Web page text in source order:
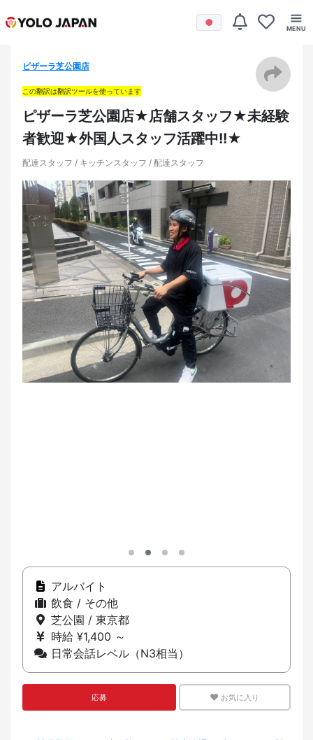
ピザーラ芝公園店
この翻訳は翻訳ツールを使っています
ピザーラ芝公園店★店舗スタッフ★未経験
者歓迎★外国人スタッフ活躍中!!★
配達スタッフ / キッチンスタッフ / 配達スタッフ
アルバイト
飲食 / その他
芝公園 / 東京都
時給 ¥1,400 ～
日常会話レベル（N3相当）
応募 お気に入り